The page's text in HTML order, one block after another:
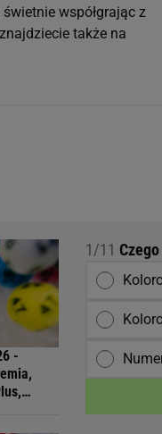
współgrając z
także na
-
1/11